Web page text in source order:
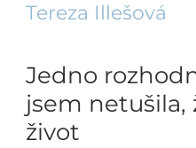
Tereza Illešová
Jedno
jsem netušila,
život